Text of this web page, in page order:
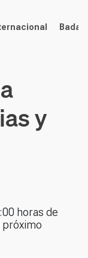
y
horas de
próximo